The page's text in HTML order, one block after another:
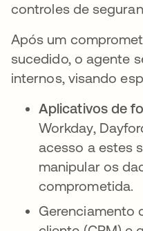
controles de
Após um
sucedido, o agente
internos, visando
Aplicativos de
Workday,
acesso a estes
manipular os
comprometida.
Gerenciamento